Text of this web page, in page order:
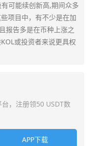
可能续创新高,期间众多
项目中，有不少是在加
报告多是在币种上涨之
或投资者来说更具权
，注册领50 USDT数
APP下载